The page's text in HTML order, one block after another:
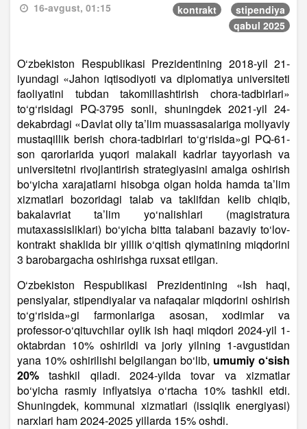
16-avgust, 01:15 kontrakt
stipendiya
qabul 2025
O‘zbekiston Respublikasi Prezidentining 2018-yil 21-
iyundagi «Jahon iqtisodiyoti va diplomatiya universiteti
faoliyatini tubdan takomillashtirish chora-tadbirlari»
to‘g‘risidagi PQ-3795 sonli, shuningdek 2021-yil 24-
dekabrdagi «Davlat oliy ta’lim muassasalariga moliyaviy
mustaqillik berish chora-tadbirlari to‘g‘risida»gi PQ-61-
son qarorlarida yuqori malakali kadrlar tayyorlash va
universitetni rivojlantirish strategiyasini amalga oshirish
bo‘yicha xarajatlarni hisobga olgan holda hamda ta’lim
xizmatlari bozoridagi talab va taklifdan kelib chiqib,
bakalavriat ta’lim yo‘nalishlari (magistratura
mutaxassisliklari) bo‘yicha bitta talabani bazaviy to‘lov-
kontrakt shaklida bir yillik o‘qitish qiymatining miqdorini
3 barobargacha oshirishga ruxsat etilgan.
O‘zbekiston Respublikasi Prezidentining «Ish haqi,
pensiyalar, stipendiyalar va nafaqalar miqdorini oshirish
to‘g‘risida»gi farmonlariga asosan, xodimlar va
professor-o‘qituvchilar oylik ish haqi miqdori 2024-yil 1-
oktabrdan 10% oshirildi va joriy yilning 1-avgustidan
yana 10% oshirilishi belgilangan bo‘lib, umumiy o‘sish
20% tashkil qiladi. 2024-yilda tovar va xizmatlar
bo‘yicha rasmiy inflyatsiya o‘rtacha 10% tashkil etdi.
Shuningdek, kommunal xizmatlari (issiqlik energiyasi)
narxlari ham 2024-2025 yillarda 15% oshdi.